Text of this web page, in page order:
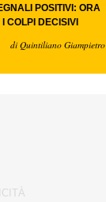
POSITIVI: ORA
I COLPI DECISIVI
di Quintiliano Giampietro